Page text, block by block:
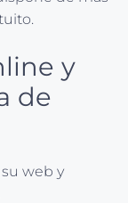
y
de
web y